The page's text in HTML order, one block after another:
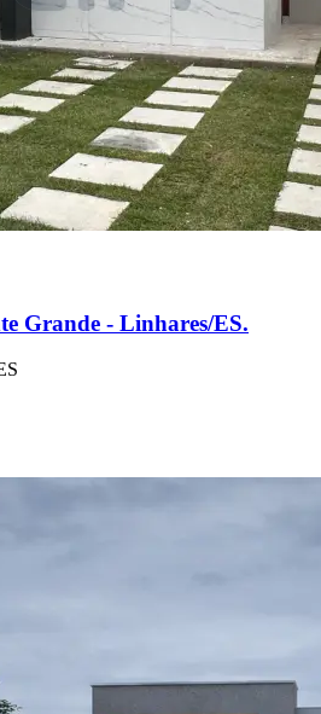
Grande - Linhares/ES.